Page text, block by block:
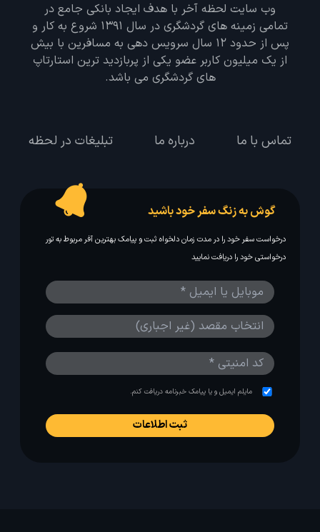
وب سایت لحظه آخر با هدف ایجاد بانکی جامع در
تمامی زمینه های گردشگری در سال 1391 شروع به کار و
پس از حدود 12 سال سرویس دهی به مسافرین با بیش
از یک میلیون کاربر عضو یکی از پربازدید ترین استارتاپ
های گردشگری می باشد.
تماس با ما درباره ما تبلیغات در لحظه
گوش به زنگ سفر خود باشید
درخواست سفر خود را در مدت زمان دلخواه ثبت و پیامک بهترین آفر مربوط به تور
درخواستی خود را دریافت نمایید
مایلم ایمیل و یا پیامک خبرنامه دریافت کنم.